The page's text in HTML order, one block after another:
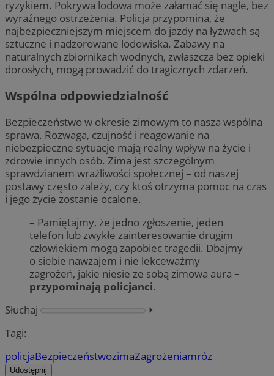
ryzykiem. Pokrywa lodowa może załamać się nagle, bez
wyraźnego ostrzeżenia. Policja przypomina, że
najbezpieczniejszym miejscem do jazdy na łyżwach są
sztuczne i nadzorowane lodowiska. Zabawy na
naturalnych zbiornikach wodnych, zwłaszcza bez opieki
dorosłych, mogą prowadzić do tragicznych zdarzeń.
Wspólna odpowiedzialność
Bezpieczeństwo w okresie zimowym to nasza wspólna
sprawa. Rozwaga, czujność i reagowanie na
niebezpieczne sytuacje mają realny wpływ na życie i
zdrowie innych osób. Zima jest szczególnym
sprawdzianem wrażliwości społecznej – od naszej
postawy często zależy, czy ktoś otrzyma pomoc na czas
i jego życie zostanie ocalone.
– Pamiętajmy, że jedno zgłoszenie, jeden
telefon lub zwykłe zainteresowanie drugim
człowiekiem mogą zapobiec tragedii. Dbajmy
o siebie nawzajem i nie lekceważmy
zagrożeń, jakie niesie ze sobą zimowa aura –
przypominają policjanci.
Słuchaj
⏵︎
Tagi:
policjaBezpieczeństwozimaZagrożeniamróz
Udostępnij